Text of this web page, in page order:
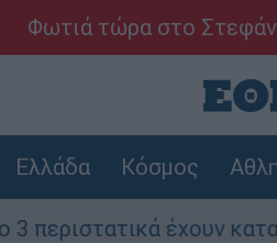
Φωτιά τώρα στο
Ελλάδα Κόσμος
έχουν